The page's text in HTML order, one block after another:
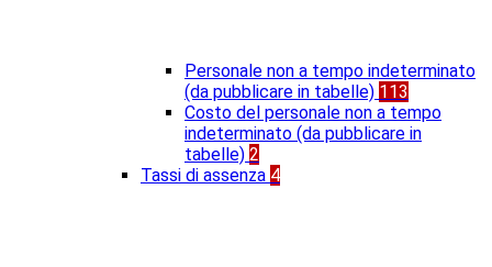
Personale non a tempo indeterminato
(da pubblicare in tabelle) 113
Costo del personale non a tempo
indeterminato (da pubblicare in
tabelle) 2
Tassi di assenza 4